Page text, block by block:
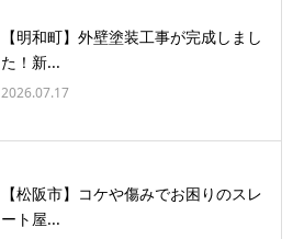
【明和町】外壁塗装工事が完成しまし
た！新...
2026.07.17
【松阪市】コケや傷みでお困りのスレ
ート屋...